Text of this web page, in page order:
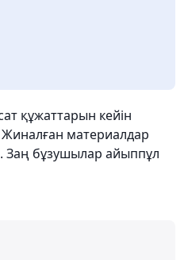
құжаттарын кейін
Жиналған материалдар
Заң бұзушылар айыппұл